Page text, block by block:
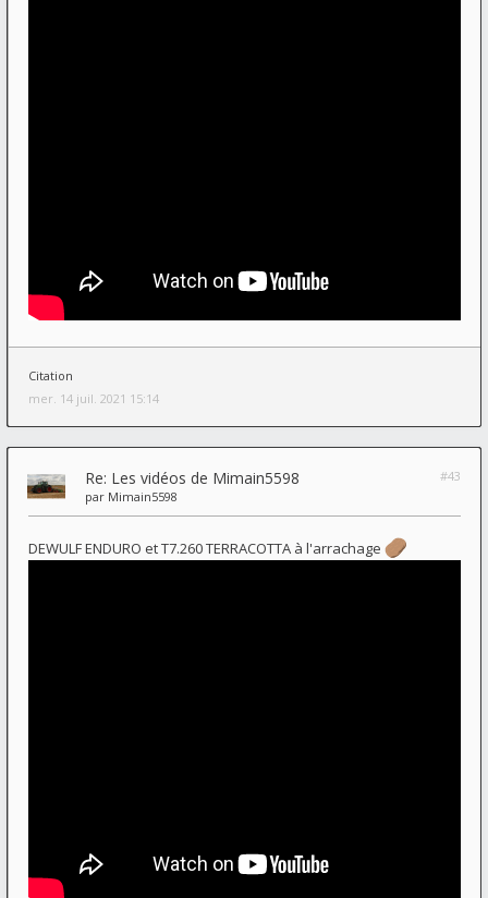
Citation
mer. 14 juil. 2021 15:14
Re: Les vidéos de Mimain5598
#43
par Mimain5598
DEWULF ENDURO et T7.260 TERRACOTTA à l'arrachage